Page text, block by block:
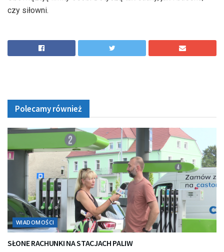
czy siłowni.
Polecamy również
WIADOMOŚCI
SŁONE RACHUNKI NA STACJACH PALIW